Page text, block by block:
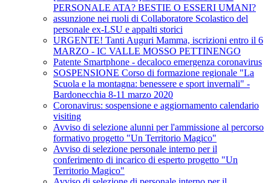
PERSONALE ATA? BESTIE O ESSERI UMANI?
assunzione nei ruoli di Collaboratore Scolastico del
personale ex-LSU e appalti storici
URGENTE! Tanti Auguri Mamma, iscrizioni entro il 6
MARZO - IC VALLE MOSSO PETTINENGO
Patente Smartphone - decaloco emergenza coronavirus
SOSPENSIONE Corso di formazione regionale "La
Scuola e la montagna: benessere e sport invernali" -
Bardonecchia 8-11 marzo 2020
Coronavirus: sospensione e aggiornamento calendario
visiting
Avviso di selezione alunni per l'ammissione al percorso
formativo progetto "Un Territorio Magico"
Avviso di selezione personale interno per il
conferimento di incarico di esperto progetto "Un
Territorio Magico"